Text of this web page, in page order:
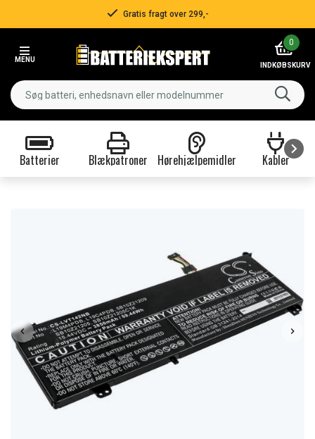
Gratis fragt over 299,-
MENU
0
INDKØBSKURV
Batterier Blækpatroner Hørehjælpemidler Kabler